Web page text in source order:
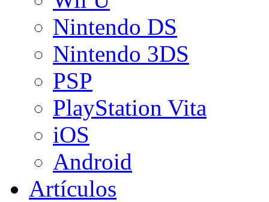
Nintendo DS
Nintendo 3DS
PSP
PlayStation Vita
iOS
Android
Artículos